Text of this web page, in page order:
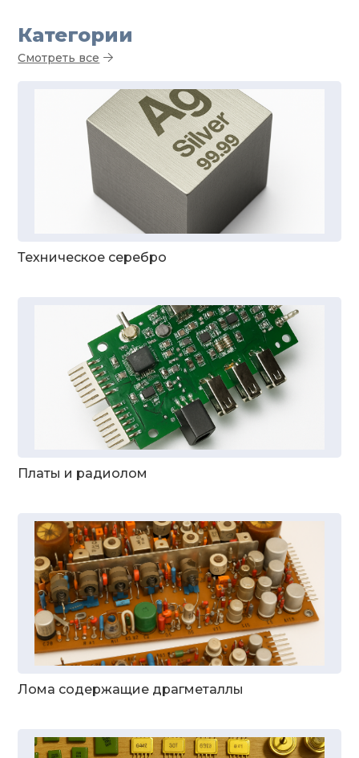
Категории
Смотреть все
Техническое серебро
Платы и радиолом
Лома содержащие драгметаллы